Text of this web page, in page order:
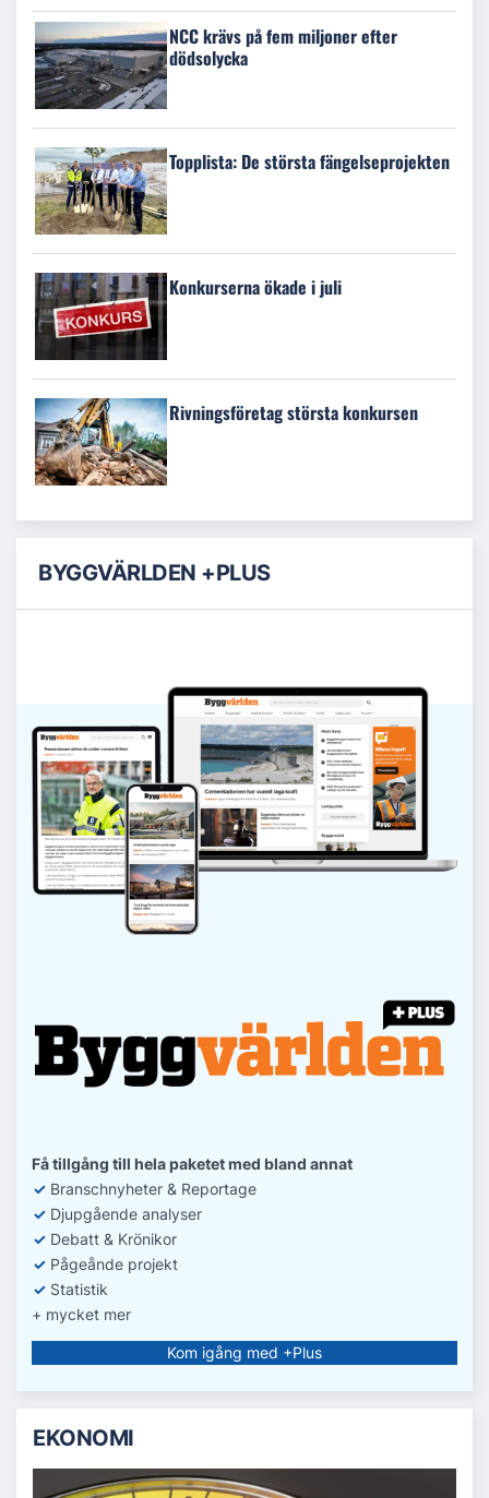
NCC krävs på fem miljoner efter
dödsolycka
Topplista: De största fängelseprojekten
Konkurserna ökade i juli
Rivningsföretag största konkursen
BYGGVÄRLDEN +PLUS
Få tillgång till hela paketet med bland annat
✓ Branschnyheter & Reportage
✓ Djupgående analyser
✓ Debatt & Krönikor
✓ Pågeånde projekt
✓ Statistik
+ mycket mer
Kom igång med +Plus
EKONOMI